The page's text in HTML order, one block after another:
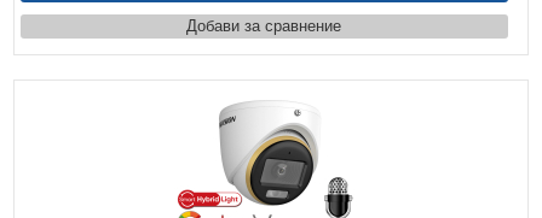
Добави за сравнение